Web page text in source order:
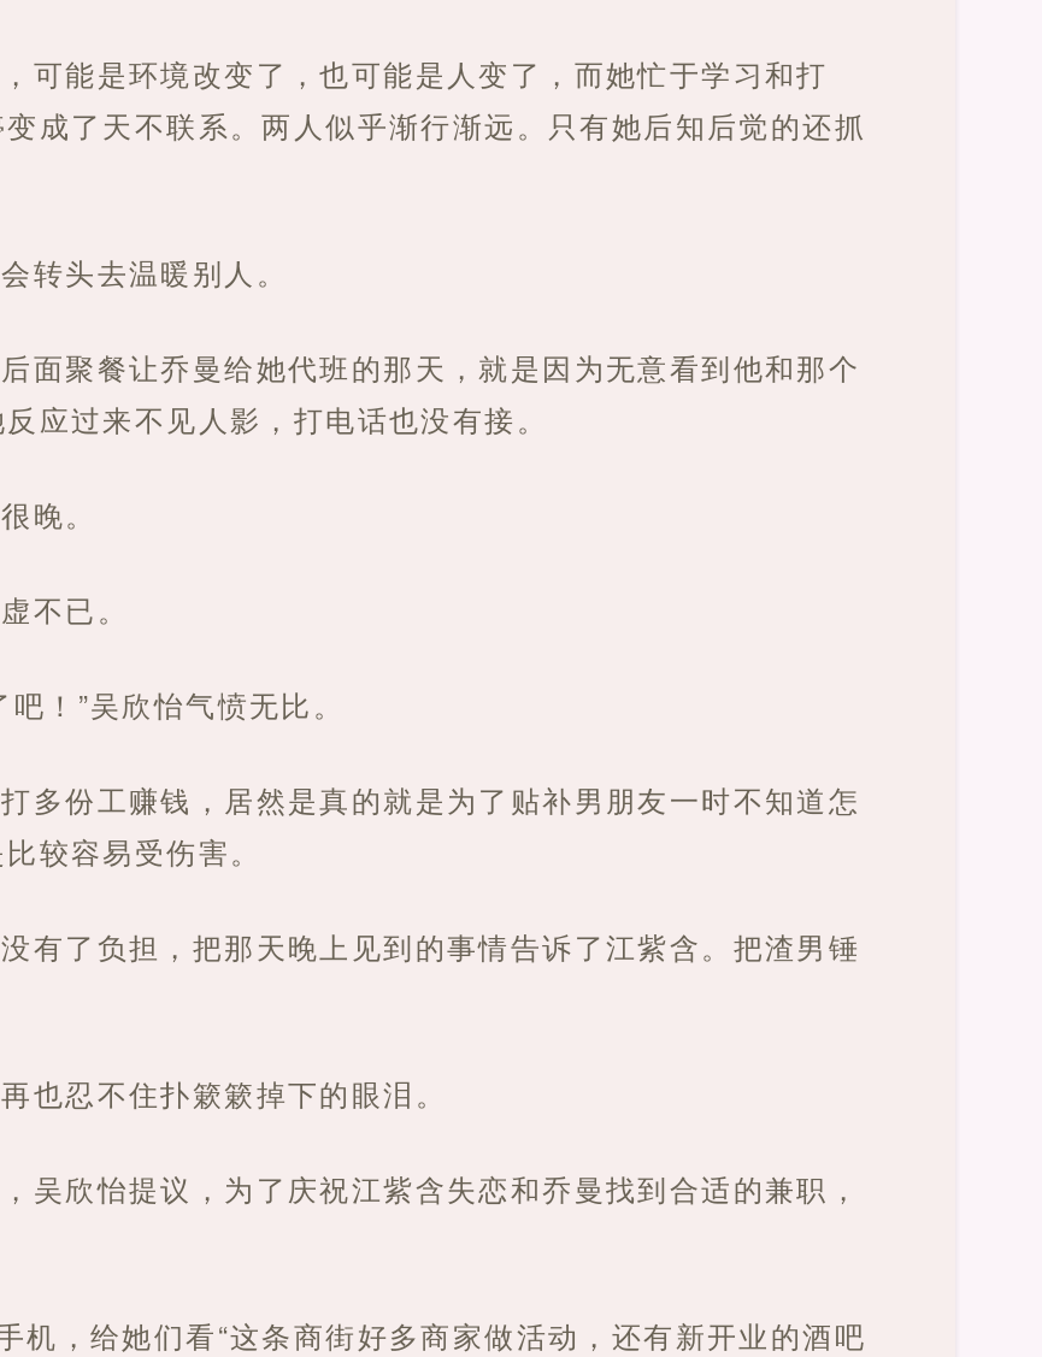
可能是环境改变了，也可能是人变了，而她忙于学习和打
成了天不联系。两人似乎渐行渐远。只有她后知后觉的还抓
转头去温暖别人。
面聚餐让乔曼给她代班的那天，就是因为无意看到他和那个
应过来不见人影，打电话也没有接。
晚。
不已。
！”吴欣怡气愤无比。
多份工赚钱，居然是真的就是为了贴补男朋友一时不知道怎
较容易受伤害。
有了负担，把那天晚上见到的事情告诉了江紫含。把渣男锤
也忍不住扑簌簌掉下的眼泪。
吴欣怡提议，为了庆祝江紫含失恋和乔曼找到合适的兼职，
机，给她们看“这条商街好多商家做活动，还有新开业的酒吧